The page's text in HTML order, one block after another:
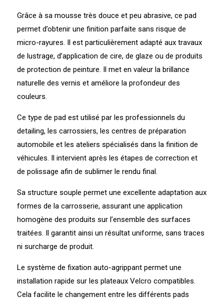
Grâce à sa mousse très douce et peu abrasive, ce pad
permet d’obtenir une finition parfaite sans risque de
micro-rayures. Il est particulièrement adapté aux travaux
de lustrage, d’application de cire, de glaze ou de produits
de protection de peinture. Il met en valeur la brillance
naturelle des vernis et améliore la profondeur des
couleurs.
Ce type de pad est utilisé par les professionnels du
detailing, les carrossiers, les centres de préparation
automobile et les ateliers spécialisés dans la finition de
véhicules. Il intervient après les étapes de correction et
de polissage afin de sublimer le rendu final.
Sa structure souple permet une excellente adaptation aux
formes de la carrosserie, assurant une application
homogène des produits sur l’ensemble des surfaces
traitées. Il garantit ainsi un résultat uniforme, sans traces
ni surcharge de produit.
Le système de fixation auto-agrippant permet une
installation rapide sur les plateaux Velcro compatibles.
Cela facilite le changement entre les différents pads